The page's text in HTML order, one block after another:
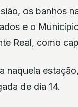
os banhos
e o
Real, como
naquela
de dia 14.